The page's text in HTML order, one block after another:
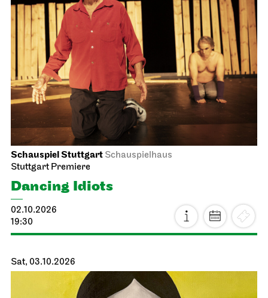
Schauspiel Stuttgart Schauspielhaus
Stuttgart Premiere
Dancing Idiots
02.10.2026
19:30
Sat, 03.10.2026